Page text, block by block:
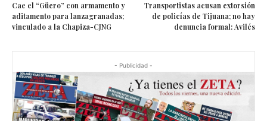
Cae el “Güero” con armamento y
aditamento para lanzagranadas;
vinculado a la Chapiza-CJNG
Transportistas acusan extorsión
de policías de Tijuana; no hay
denuncia formal: Avilés
- Publicidad -